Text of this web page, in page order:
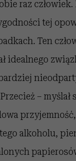
raz
tej
Ten
idealnego
–
alkoholu,